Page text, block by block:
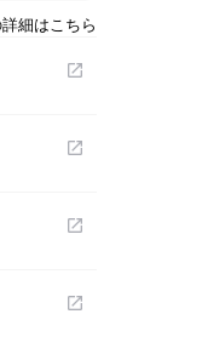
細はこちら
open_in_new
open_in_new
open_in_new
open_in_new